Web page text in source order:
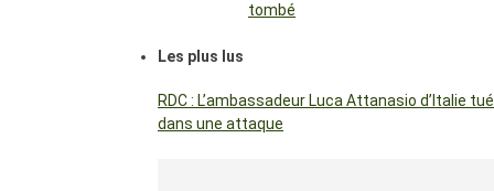
tombé
Les plus lus
RDC : L’ambassadeur Luca Attanasio d’Italie tué
dans une attaque